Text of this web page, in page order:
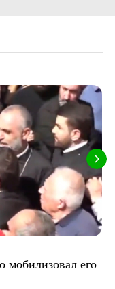
мобилизовал его